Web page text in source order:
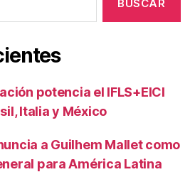
potencia el IFLS+EICI
Italia y México
a Guilhem Mallet como
para América Latina